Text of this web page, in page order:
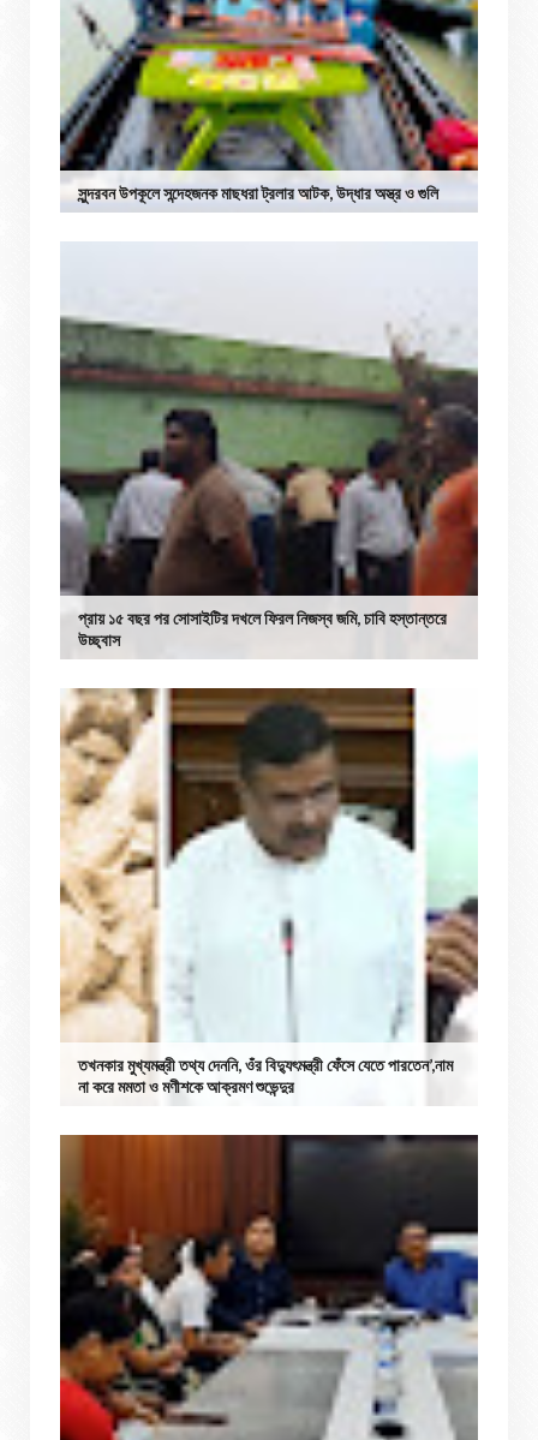
সুন্দরবন উপকূলে সন্দেহজনক মাছধরা ট্রলার আটক, উদ্ধার অস্ত্র ও গুলি
প্রায় ১৫ বছর পর সোসাইটির দখলে ফিরল নিজস্ব জমি, চাবি হস্তান্তরে
উচ্ছ্বাস
তখনকার মুখ্যমন্ত্রী তথ্য দেননি, ওঁর বিদ্যুৎমন্ত্রী ফেঁসে যেতে পারতেন’,নাম
না করে মমতা ও মণীশকে আক্রমণ শুভেন্দুর